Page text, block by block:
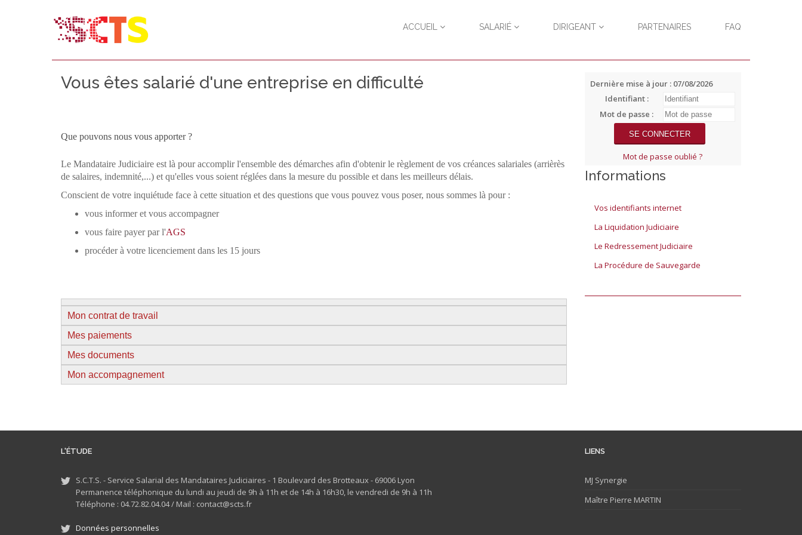
ACCUEIL SALARIÉ DIRIGEANT PARTENAIRES FAQ
Vous êtes salarié d'une entreprise en difficulté
Que pouvons nous vous apporter ?
Le Mandataire Judiciaire est là pour accomplir l'ensemble des démarches afin d'obtenir le règlement de vos créances salariales (arrièrès
de salaires, indemnité,...) et qu'elles vous soient réglées dans la mesure du possible et dans les meilleurs délais.
Conscient de votre inquiétude face à cette situation et des questions que vous pouvez vous poser, nous sommes là pour :
vous informer et vous accompagner
vous faire payer par l'AGS
procéder à votre licenciement dans les 15 jours
Mon contrat de travail
Mes paiements
Mes documents
Mon accompagnement
Dernière mise à jour : 07/08/2026
Identifiant :
Mot de passe :
Mot de passe oublié ?
Informations
Vos identifiants internet
La Liquidation Judiciaire
Le Redressement Judiciaire
La Procédure de Sauvegarde
L'ÉTUDE
S.C.T.S. - Service Salarial des Mandataires Judiciaires - 1 Boulevard des Brotteaux - 69006 Lyon
Permanence téléphonique du lundi au jeudi de 9h à 11h et de 14h à 16h30, le vendredi de 9h à 11h
Téléphone : 04.72.82.04.04 / Mail : contact@scts.fr
Données personnelles
LIENS
MJ Synergie
Maître Pierre MARTIN